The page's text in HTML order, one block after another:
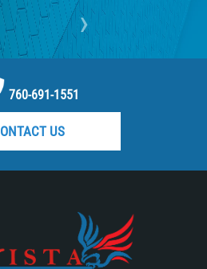
of Public Funds
›
760-691-1551
US